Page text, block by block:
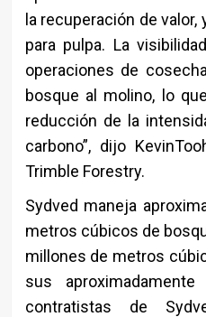
la recuperación de
para pulpa. La
operaciones de
bosque al molino, lo
reducción de la
carbono”, dijo
Trimble Forestry.
Sydved maneja
metros cúbicos de
millones de metros
sus
contratistas de